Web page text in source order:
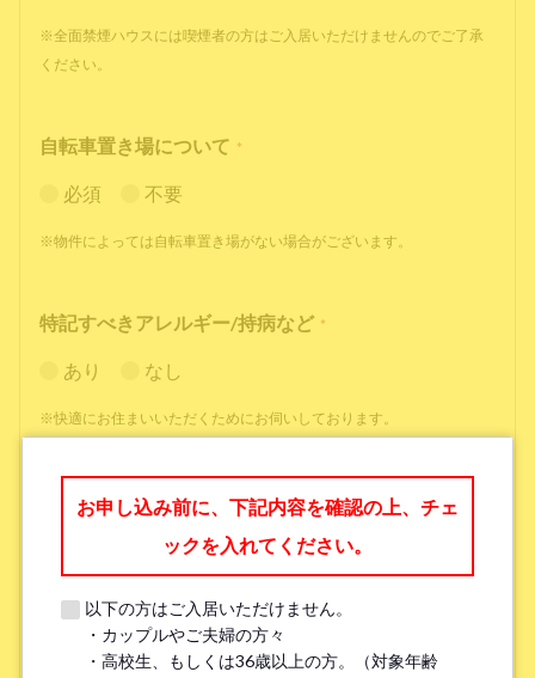
※全面禁煙ハウスには喫煙者の方はご入居いただけませんのでご了承
ください。
自転車置き場について *
必須 不要
※物件によっては自転車置き場がない場合がございます。
特記すべきアレルギー/持病など *
あり なし
※快適にお住まいいただくためにお伺いしております。
*
勤務先名、学校名 *
お申し込み前に、下記内容を確認の上、チェ
ックを入れてください。
以下の方はご入居いただけません。
・カップルやご夫婦の方々
・高校生、もしくは36歳以上の方。（対象年齢